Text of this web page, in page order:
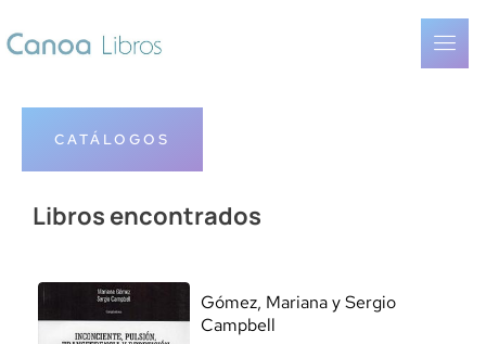
CATÁLOGOS
Libros encontrados
Gómez, Mariana y Sergio
Campbell